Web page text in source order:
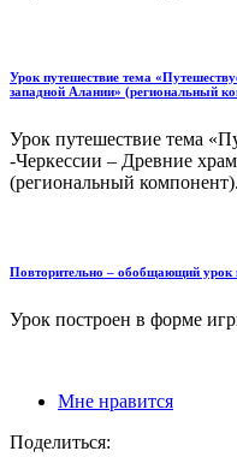
Урок путешествие тема
западной Алании» (региональный
Урок путешествие тема
-Черкессии – Древние
(региональный
Повторительно – обобщающий урок
Урок построен в форме
Мне нравится
Поделиться: